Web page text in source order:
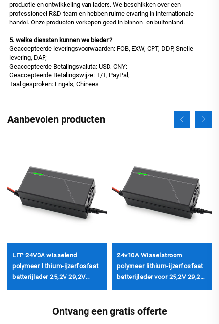
productie en ontwikkeling van laders. We beschikken over een
professioneel R&D-team en hebben ruime ervaring in internationale
handel. Onze producten verkopen goed in binnen- en buitenland.
5. welke diensten kunnen we bieden?
Geaccepteerde leveringsvoorwaarden: FOB, EXW, CPT, DDP, Snelle
levering, DAF;
Geaccepteerde Betalingsvaluta: USD, CNY;
Geaccepteerde Betalingswijze: T/T, PayPal;
Taal gesproken: Engels, Chinees
Aanbevolen producten
LFP 24V3A wisselend
polymeer lithium-ijzerfosfaat
batterijlader 25,2V 29,2V
24v10A Wisselstroom
polymeer lithium-ijzerfosfaat
batterijlader voor 25,2V 29,2V
Ontvang een gratis offerte